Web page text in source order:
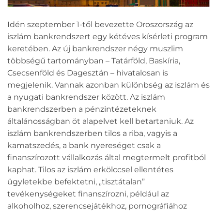
Idén szeptember 1-től bevezette Oroszország az
iszlám bankrendszert egy kétéves kísérleti program
keretében. Az új bankrendszer négy muszlim
többségű tartományban – Tatárföld, Baskíria,
Csecsenföld és Dagesztán – hivatalosan is
megjelenik. Vannak azonban különbség az iszlám és
a nyugati bankrendszer között. Az iszlám
bankrendszerben a pénzintézeteknek
általánosságban öt alapelvet kell betartaniuk. Az
iszlám bankrendszerben tilos a riba, vagyis a
kamatszedés, a bank nyereséget csak a
finanszírozott vállalkozás által megtermelt profitból
kaphat. Tilos az iszlám erkölccsel ellentétes
ügyletekbe befektetni, „tisztátalan”
tevékenységeket finanszírozni, például az
alkoholhoz, szerencsejátékhoz, pornográfiához